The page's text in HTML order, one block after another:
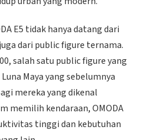
E5 tidak hanya datang dari
dari public figure ternama.
salah satu public figure yang
Maya yang sebelumnya
mereka yang dikenal
memilih kendaraan, OMODA
tinggi dan kebutuhan